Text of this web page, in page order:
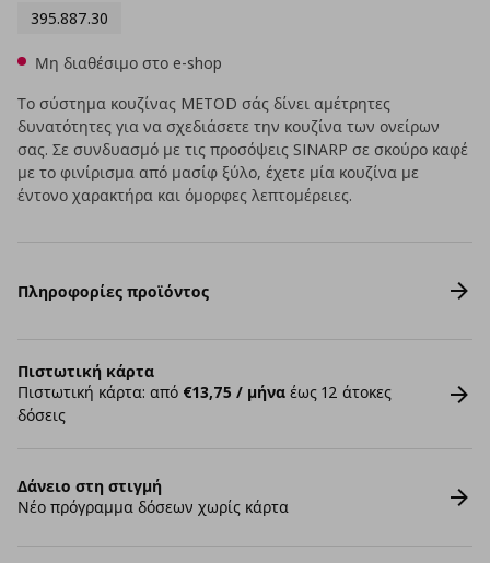
395.887.30
Μη διαθέσιμο στο e-shop
Το σύστημα κουζίνας METOD σάς δίνει αμέτρητες
δυνατότητες για να σχεδιάσετε την κουζίνα των ονείρων
σας. Σε συνδυασμό με τις προσόψεις SINARP σε σκούρο καφέ
με το φινίρισμα από μασίφ ξύλο, έχετε μία κουζίνα με
έντονο χαρακτήρα και όμορφες λεπτομέρειες.
Πληροφορίες προϊόντος
Πιστωτική κάρτα
Πιστωτική κάρτα: από €13,75 / μήνα έως 12 άτοκες
δόσεις
Δάνειο στη στιγμή
Νέο πρόγραμμα δόσεων χωρίς κάρτα